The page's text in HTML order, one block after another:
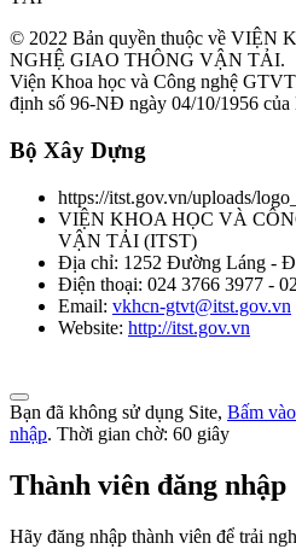
© 2022 Bản quyền thuộc về VIỆN
NGHỆ GIAO THÔNG VẬN TẢI.
Viện Khoa học và Công nghệ
định số 96-NĐ ngày 04/10/1956
Bộ Xây Dựng
https://itst.gov.vn/uploads/
VIỆN KHOA HỌC VÀ
VẬN TẢI (ITST)
Địa chỉ: 1252 Đường Láng -
Điện thoại: 024 3766 3977 -
Email: vkhcn-gtvt@itst.gov.vn
Website: http://itst.gov.vn
Bạn đã không sử dụng Site, Bấm
nhập. Thời gian chờ: 60 giây
Thành viên đăng nhập
Hãy đăng nhập thành viên để trải